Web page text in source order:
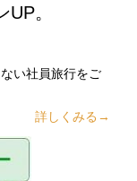
。
い社員旅行をご
詳しくみる→